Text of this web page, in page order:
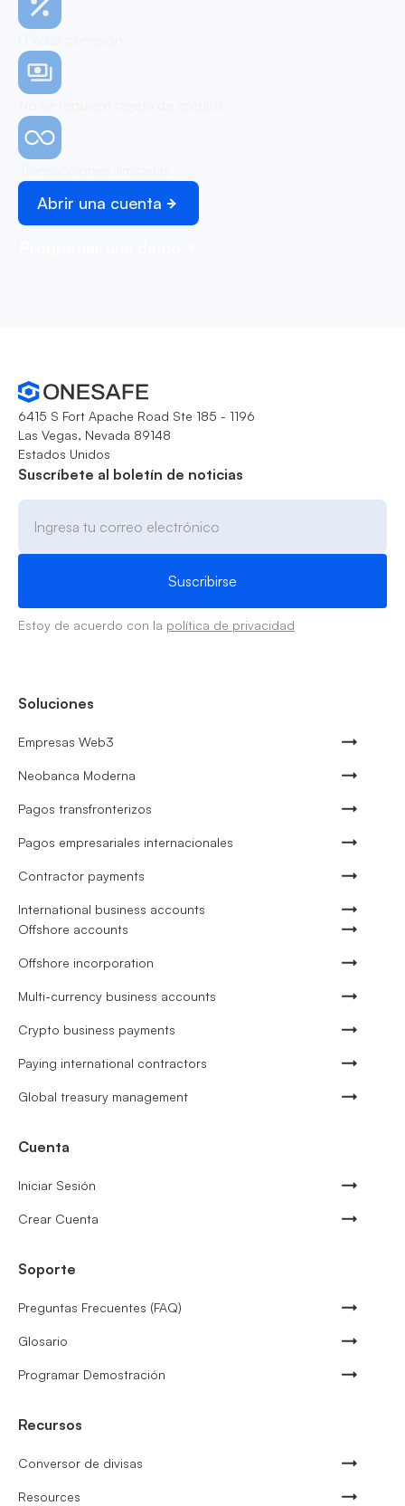
Abrir una cuenta
6415 S Fort Apache Road Ste 185 - 1196
Las Vegas, Nevada 89148
Estados Unidos
Suscríbete al boletín de noticias
Estoy de acuerdo con la política de privacidad
Soluciones
Empresas Web3
Neobanca Moderna
Pagos transfronterizos
Pagos empresariales internacionales
Contractor payments
International business accounts
Offshore accounts
Offshore incorporation
Multi-currency business accounts
Crypto business payments
Paying international contractors
Global treasury management
Cuenta
Iniciar Sesión
Crear Cuenta
Soporte
Preguntas Frecuentes (FAQ)
Glosario
Programar Demostración
Recursos
Conversor de divisas
Resources